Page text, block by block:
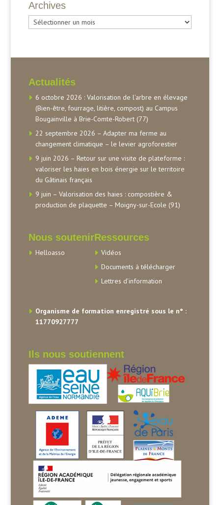
Archives
Archives
Actualités
6 octobre 2026 : Valorisation de l’arbre en élevage
(Bien-être, fourrage, litière, compost) au Campus
Bougainville à Brie-Comte-Robert (77)
22 septembre 2026 – Adapter ma ferme au
changement climatique – le levier agroforestier
9 juin 2026 – Retour sur une visite de plateforme :
valoriser les haies en bois énergie sur le territoire
du Gâtinais français
9 juin – Valorisation des haies : compostière &
production de plaquette – Moigny-sur-Ecole (91)
Nous soutenir
Helloasso
Ressources
Vidéos
Documents à télécharger
Lettres d’information
Organisme de formation enregistré sous le n° :
11770927777
Ils nous soutiennent